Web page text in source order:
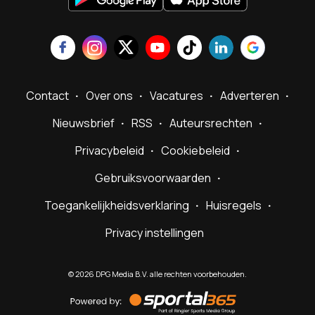
Contact Over ons Vacatures
Adverteren
Nieuwsbrief
RSS
Auteursrechten
Privacybeleid
Cookiebeleid
Gebruiksvoorwaarden
Toegankelijkheidsverklaring
Huisregels
Privacy instellingen
©2026 DPG Media B.V. alle rechten voorbehouden.
by
Sportal365